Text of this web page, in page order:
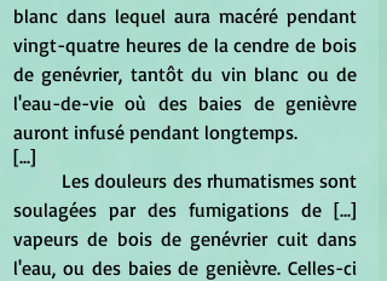
blanc dans lequel aura macéré pendant
vingt-quatre heures de la cendre de bois
de genévrier, tantôt du vin blanc ou de
l'eau-de-vie où des baies de genièvre
auront infusé pendant longtemps.
[...]
soulagées par des fumigations de [...]
vapeurs de bois de genévrier cuit dans
l'eau, ou des baies de genièvre. Celles-ci